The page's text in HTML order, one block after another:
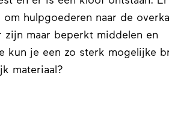
hulpgoederen naar de
maar beperkt middelen en
kun je een zo sterk mogelijke
materiaal?